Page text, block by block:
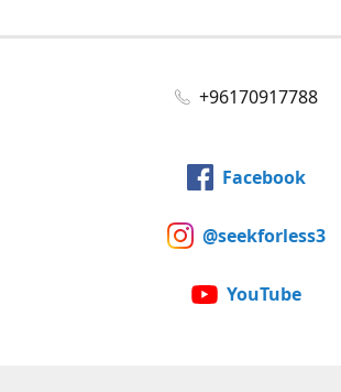
+96170917788
Facebook
@seekforless3
YouTube